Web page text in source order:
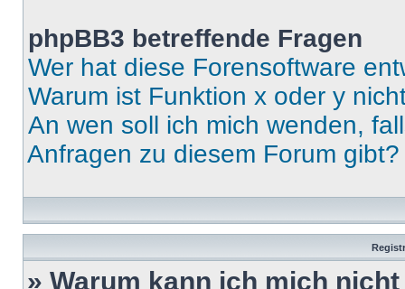
phpBB3 betreffende Fragen
Wer hat diese Forensoftware
Warum ist Funktion x oder y
An wen soll ich mich wenden,
Anfragen zu diesem Forum gibt?
» Warum kann ich mich